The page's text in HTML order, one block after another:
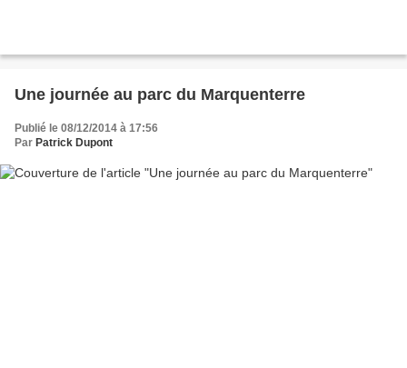
Une journée au parc du Marquenterre
Publié le 08/12/2014 à 17:56
Par Patrick Dupont